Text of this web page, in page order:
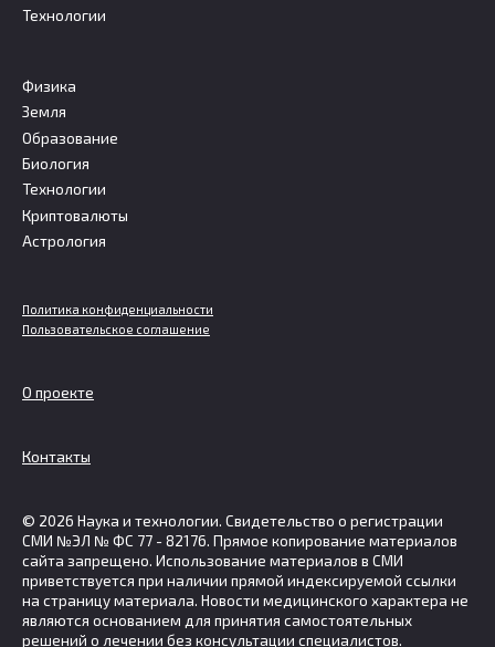
Технологии
Физика
Земля
Образование
Биология
Технологии
Криптовалюты
Астрология
Политика конфиденциальности
Пользовательское соглашение
О проекте
Контакты
© 2026 Наука и технологии. Свидетельство о регистрации
СМИ №ЭЛ № ФС 77 - 82176. Прямое копирование материалов
сайта запрещено. Использование материалов в СМИ
приветствуется при наличии прямой индексируемой ссылки
на страницу материала. Новости медицинского характера не
являются основанием для принятия самостоятельных
решений о лечении без консультации специалистов.